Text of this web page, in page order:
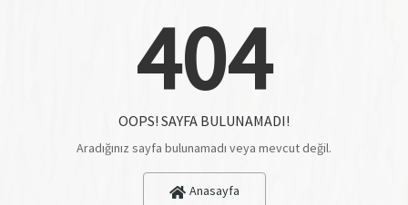
404
OOPS! SAYFA BULUNAMADI!
Aradığınız sayfa bulunamadı veya mevcut değil.
Anasayfa